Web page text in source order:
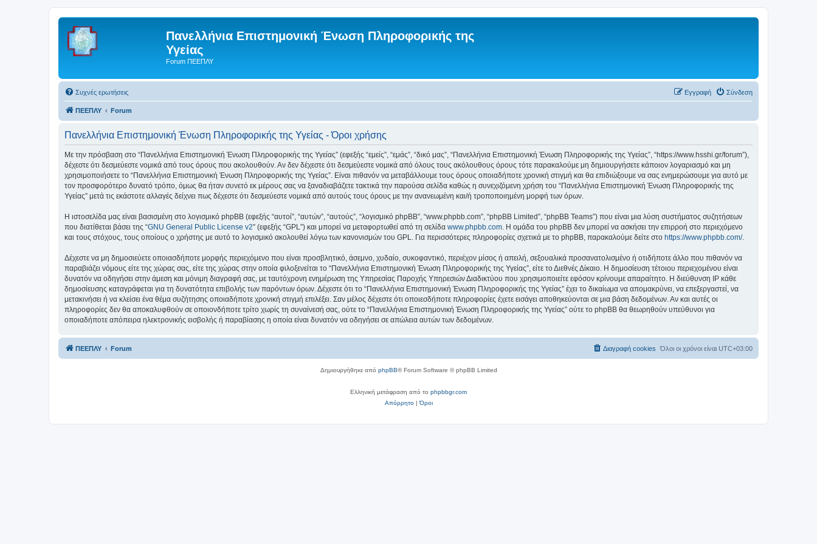
Πανελλήνια Επιστημονική Ένωση Πληροφορικής της
Υγείας
Forum ΠΕΕΠΛΥ
Συχνές ερωτήσεις Σύνδεση
Εγγραφή
ΠΕΕΠΛΥ Forum
Πανελλήνια Επιστημονική Ένωση Πληροφορικής της Υγείας - Όροι χρήσης
Με την πρόσβαση στο “Πανελλήνια Επιστημονική Ένωση Πληροφορικής της Υγείας” (εφεξής “εμείς”, “εμάς”, “δικό μας”, “Πανελλήνια Επιστημονική Ένωση Πληροφορικής της Υγείας”, “https://www.hsshi.gr/forum”),
δέχεστε ότι δεσμεύεστε νομικά από τους όρους που ακολουθούν. Αν δεν δέχεστε ότι δεσμεύεστε νομικά από όλους τους ακόλουθους όρους τότε παρακαλούμε μη δημιουργήσετε κάποιον λογαριασμό και μη
χρησιμοποιήσετε το “Πανελλήνια Επιστημονική Ένωση Πληροφορικής της Υγείας”. Είναι πιθανόν να μεταβάλλουμε τους όρους οποιαδήποτε χρονική στιγμή και θα επιδιώξουμε να σας ενημερώσουμε για αυτό με
τον προσφορότερο δυνατό τρόπο, όμως θα ήταν συνετό εκ μέρους σας να ξαναδιαβάζετε τακτικά την παρούσα σελίδα καθώς η συνεχιζόμενη χρήση του “Πανελλήνια Επιστημονική Ένωση Πληροφορικής της
Υγείας” μετά τις εκάστοτε αλλαγές δείχνει πως δέχεστε ότι δεσμεύεστε νομικά από αυτούς τους όρους με την ανανεωμένη και/ή τροποποιημένη μορφή των όρων.
Η ιστοσελίδα μας είναι βασισμένη στο λογισμικό phpBB (εφεξής “αυτοί”, “αυτών”, “αυτούς”, “λογισμικό phpBB”, “www.phpbb.com”, “phpBB Limited”, “phpBB Teams”) που είναι μια λύση συστήματος συζητήσεων
που διατίθεται βάσει της “GNU General Public License v2” (εφεξής “GPL”) και μπορεί να μεταφορτωθεί από τη σελίδα www.phpbb.com . Η ομάδα του phpBB δεν μπορεί να ασκήσει την επιρροή στο περιεχόμενο
και τους στόχους, τους οποίους ο χρήστης με αυτό το λογισμικό ακολουθεί λόγω των κανονισμών του GPL. Για περισσότερες πληροφορίες σχετικά με το phpBB, παρακαλούμε δείτε στο https://www.phpbb.com/.
Δέχεστε να μη δημοσιεύετε οποιασδήποτε μορφής περιεχόμενο που είναι προσβλητικό, άσεμνο, χυδαίο, συκοφαντικό, περιέχον μίσος ή απειλή, σεξουαλικά προσανατολισμένο ή οτιδήποτε άλλο που πιθανόν να
παραβιάζει νόμους είτε της χώρας σας, είτε της χώρας στην οποία φιλοξενείται το “Πανελλήνια Επιστημονική Ένωση Πληροφορικής της Υγείας”, είτε το Διεθνές Δίκαιο. Η δημοσίευση τέτοιου περιεχομένου είναι
δυνατόν να οδηγήσει στην άμεση και μόνιμη διαγραφή σας, με ταυτόχρονη ενημέρωση της Υπηρεσίας Παροχής Υπηρεσιών Διαδικτύου που χρησιμοποιείτε εφόσον κρίνουμε απαραίτητο. Η διεύθυνση IP κάθε
δημοσίευσης καταγράφεται για τη δυνατότητα επιβολής των παρόντων όρων. Δέχεστε ότι το “Πανελλήνια Επιστημονική Ένωση Πληροφορικής της Υγείας” έχει το δικαίωμα να απομακρύνει, να επεξεργαστεί, να
μετακινήσει ή να κλείσει ένα θέμα συζήτησης οποιαδήποτε χρονική στιγμή επιλέξει. Σαν μέλος δέχεστε ότι οποιεσδήποτε πληροφορίες έχετε εισάγει αποθηκεύονται σε μια βάση δεδομένων. Αν και αυτές οι
πληροφορίες δεν θα αποκαλυφθούν σε οποιονδήποτε τρίτο χωρίς τη συναίνεσή σας, ούτε το “Πανελλήνια Επιστημονική Ένωση Πληροφορικής της Υγείας” ούτε το phpBB θα θεωρηθούν υπεύθυνοι για
οποιαδήποτε απόπειρα ηλεκτρονικής εισβολής ή παραβίασης η οποία είναι δυνατόν να οδηγήσει σε απώλεια αυτών των δεδομένων.
ΠΕΕΠΛΥ Forum Όλοι οι χρόνοι είναι UTC+03:00
Διαγραφή cookies
Δημιουργήθηκε από phpBB® Forum Software © phpBB Limited
Ελληνική μετάφραση από το phpbbgr.com
Απόρρητο|Όροι